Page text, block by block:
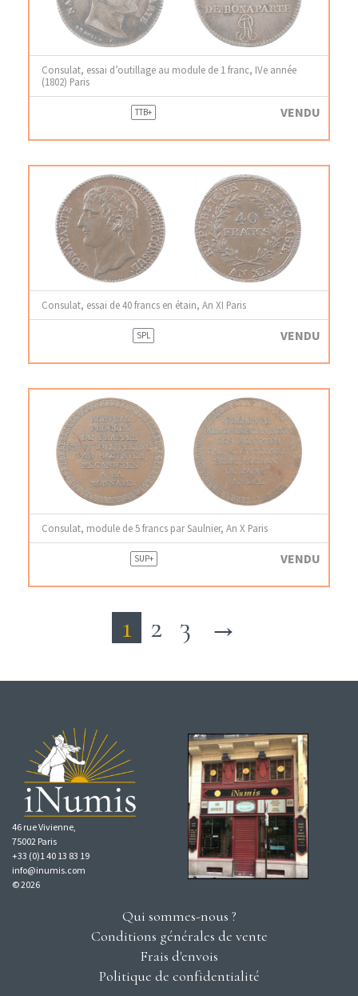
Consulat, essai d’outillage au module de 1 franc, IVe année
(1802) Paris
TTB+ VENDU
Consulat, essai de 40 francs en étain, An XI Paris
SPL VENDU
Consulat, module de 5 francs par Saulnier, An X Paris
SUP+ VENDU
1 2 3 →
46 rue Vivienne,
75002 Paris
+33 (0)1 40 13 83 19
info@inumis.com
© 2026
Qui sommes-nous ?
Conditions générales de vente
Frais d'envois
Politique de confidentialité